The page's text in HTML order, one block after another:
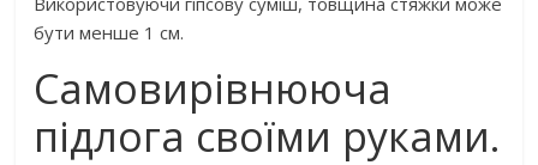
бути менше 1 см.
Самовирівнююча
підлога своїми руками.